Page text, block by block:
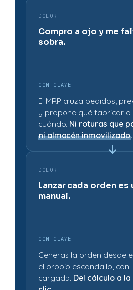
DOLOR
Compro a ojo y me
sobra.
CON CLAVE
El MRP cruza pedidos,
y propone qué fabricar o
cuándo. Ni roturas que
ni almacén inmovilizado.
DOLOR
Lanzar cada orden es
manual.
CON CLAVE
Generas la orden desde
el propio escandallo, con
cargada. Del cálculo a